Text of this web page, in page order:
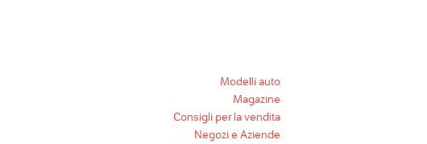
Modelli auto
Magazine
Consigli per la vendita
Negozi e Aziende